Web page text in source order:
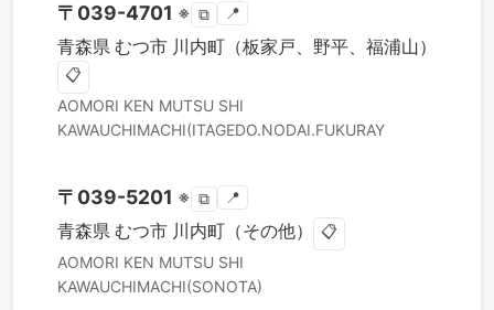
〒 039-4701 ※ ⧉ 📍
青森県 むつ市 川内町（板家戸、野平、福浦山）
📋
AOMORI KEN MUTSU SHI
KAWAUCHIMACHI(ITAGEDO.NODAI.FUKURAY
〒 039-5201 ※ ⧉ 📍
青森県 むつ市 川内町（その他） 📋
AOMORI KEN MUTSU SHI
KAWAUCHIMACHI(SONOTA)